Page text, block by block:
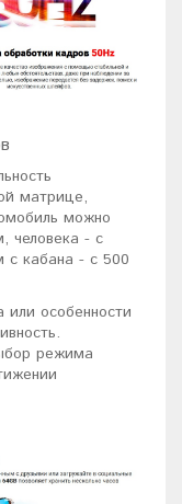
матрице,
можно
человека - с
с кабана - с 500
или особенности
режима